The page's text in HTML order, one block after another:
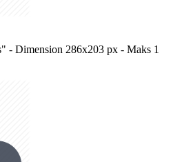
- Dimension 286x203 px - Maks 1